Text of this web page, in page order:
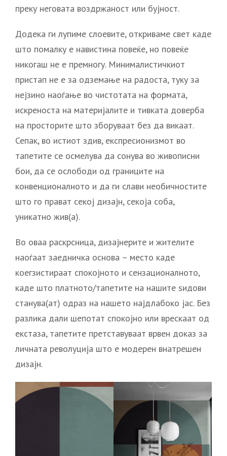
преку неговата воздржаност или бујност.
Додека ги лупиме слоевите, откриваме свет каде
што помалку е навистина повеќе, но повеќе
никогаш не е премногу. Минималистичкиот
пристап не е за одземање на радоста, туку за
нејзино наоѓање во чистотата на формата,
искреноста на материјалите и тивката доверба
на просторите што зборуваат без да викаат.
Сепак, во истиот здив, експресионизмот во
тапетите се осмелува да сонува во живописни
бои, да се ослободи од границите на
конвенционалното и да ги слави необичностите
што го прават секој дизајн, секоја соба,
уникатно жив(а).
Во оваа раскрсница, дизајнерите и жителите
наоѓаат заедничка основа – место каде
коегзистираат спокојното и сензационалното,
каде што платното/тапетите на нашите ѕидови
станува(ат) одраз на нашето најдлабоко јас. Без
разлика дали шепотат спокојно или врескаат од
екстаза, тапетите претставуваат врвен доказ за
личната револуција што е модерен внатрешен
дизајн.